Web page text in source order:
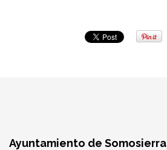
Ayuntamiento de Somosierra